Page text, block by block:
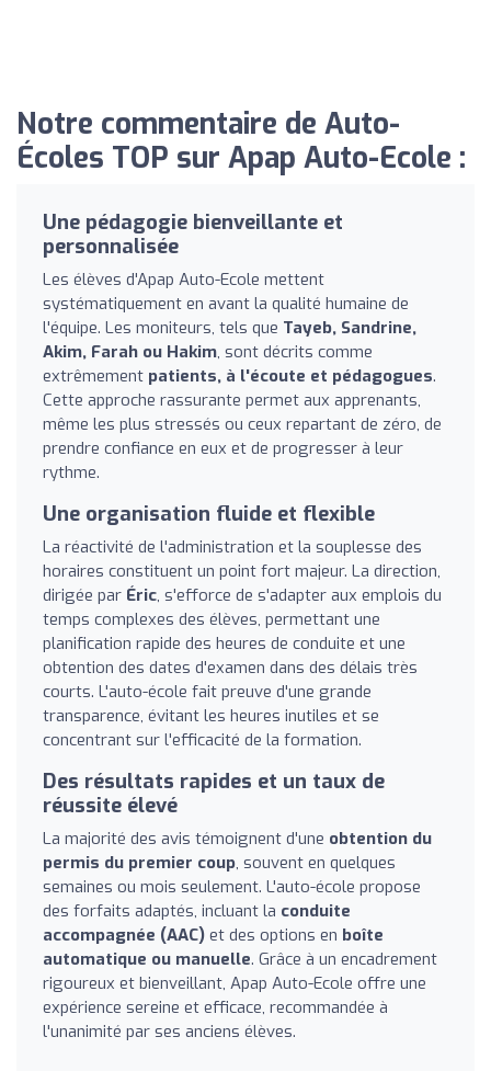
Notre commentaire de Auto-
Écoles TOP sur Apap Auto-Ecole :
Une pédagogie bienveillante et
personnalisée
Les élèves d'Apap Auto-Ecole mettent
systématiquement en avant la qualité humaine de
l'équipe. Les moniteurs, tels que Tayeb, Sandrine,
Akim, Farah ou Hakim, sont décrits comme
extrêmement patients, à l'écoute et pédagogues.
Cette approche rassurante permet aux apprenants,
même les plus stressés ou ceux repartant de zéro, de
prendre confiance en eux et de progresser à leur
rythme.
Une organisation fluide et flexible
La réactivité de l'administration et la souplesse des
horaires constituent un point fort majeur. La direction,
dirigée par Éric, s'efforce de s'adapter aux emplois du
temps complexes des élèves, permettant une
planification rapide des heures de conduite et une
obtention des dates d'examen dans des délais très
courts. L'auto-école fait preuve d'une grande
transparence, évitant les heures inutiles et se
concentrant sur l'efficacité de la formation.
Des résultats rapides et un taux de
réussite élevé
La majorité des avis témoignent d'une obtention du
permis du premier coup, souvent en quelques
semaines ou mois seulement. L'auto-école propose
des forfaits adaptés, incluant la conduite
accompagnée (AAC) et des options en boîte
automatique ou manuelle. Grâce à un encadrement
rigoureux et bienveillant, Apap Auto-Ecole offre une
expérience sereine et efficace, recommandée à
l'unanimité par ses anciens élèves.